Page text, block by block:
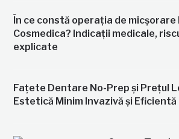
În ce constă operația de micșorare
Cosmedica? Indicații medicale,
explicate
Fațete Dentare No-Prep și Prețul
Estetică Minim Invazivă și Eficientă